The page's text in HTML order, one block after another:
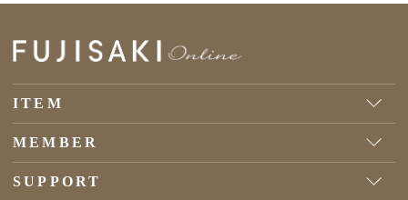
ITEM
MEMBER
SUPPORT